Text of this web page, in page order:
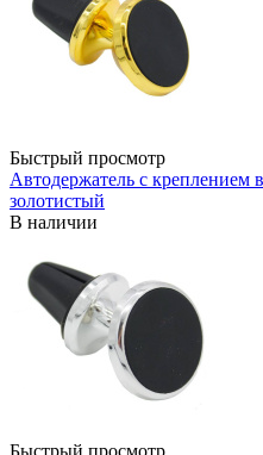
Быстрый просмотр
Автодержатель с креплением
золотистый
В наличии
Быстрый просмотр